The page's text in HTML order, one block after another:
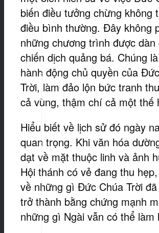
biến điều tưởng chừng không
điều bình thường. Đây không
những chương trình được dàn
chiến dịch quảng bá. Chúng
hành động chủ quyền của
Trời, làm đảo lộn bức tranh
cả vùng, thậm chí cả một thế
Hiểu biết về lịch sử đó ngày
quan trọng. Khi văn hóa
dạt về mặt thuộc linh và ảnh
Hội thánh có vẻ đang thu
về những gì Đức Chúa Trời
trở thành bằng chứng mạnh
những gì Ngài vẫn có thể làm